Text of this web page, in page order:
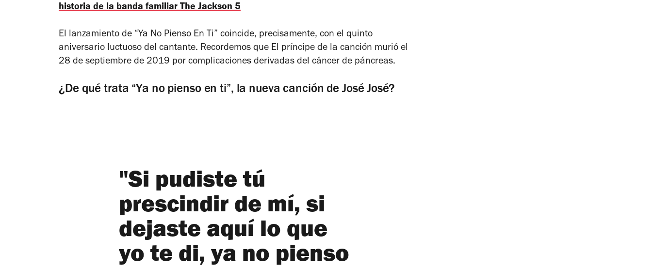
historia de la banda familiar The Jackson 5
El lanzamiento de “Ya No Pienso En Ti” coincide, precisamente, con el quinto
aniversario luctuoso del cantante. Recordemos que El príncipe de la canción murió el
28 de septiembre de 2019 por complicaciones derivadas del cáncer de páncreas.
¿De qué trata “Ya no pienso en ti”, la nueva canción de José José?
"Si pudiste tú
prescindir de mí, si
dejaste aquí lo que
yo te di, ya no pienso